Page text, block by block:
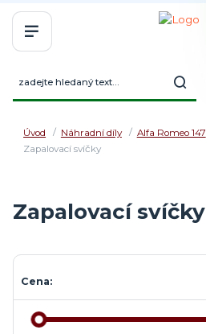
Úvod Náhradní díly Alfa Romeo 147
Zapalovací svíčky
Zapalovací svíčky
Cena: